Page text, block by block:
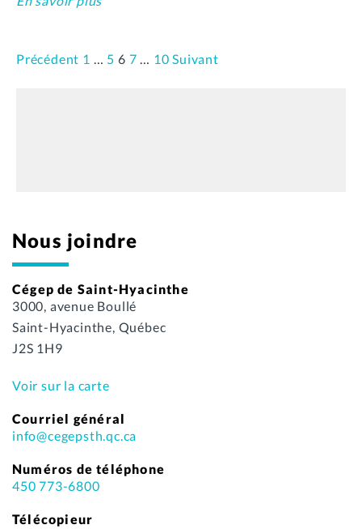
Précédent 1 … 5 6 7 … 10 Suivant
Nous joindre
Cégep de Saint-Hyacinthe
3000, avenue Boullé
Saint-Hyacinthe, Québec
J2S 1H9
Voir sur la carte
Courriel général
info@cegepsth.qc.ca
Numéros de téléphone
450 773-6800
Télécopieur